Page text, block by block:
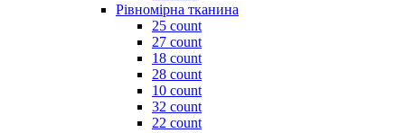
Рівномірна тканина
25 count
27 count
18 count
28 count
10 count
32 count
22 count